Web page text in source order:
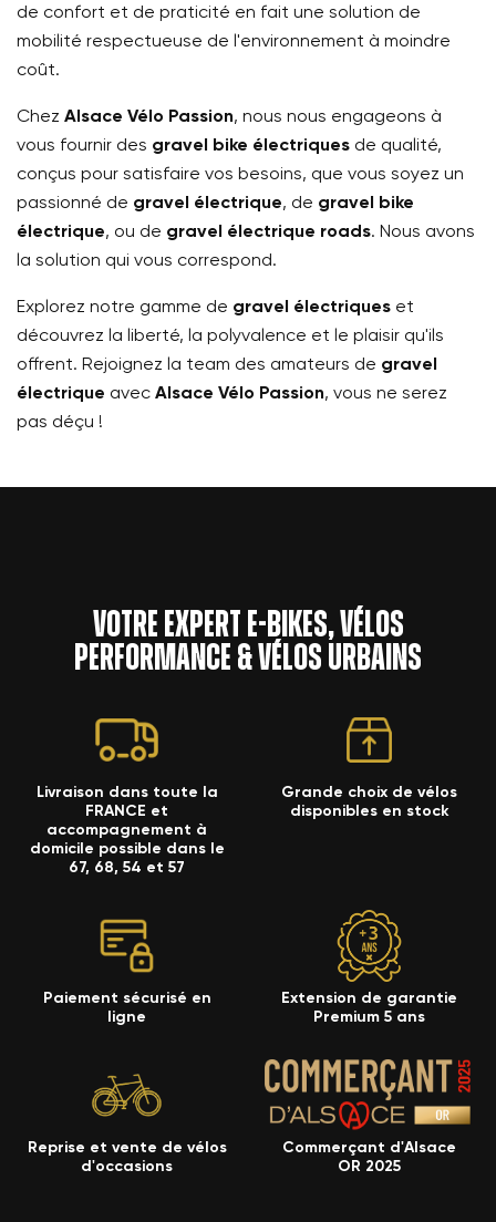
de confort et de praticité en fait une solution de
mobilité respectueuse de l'environnement à moindre
coût.
Chez Alsace Vélo Passion, nous nous engageons à
vous fournir des gravel bike électriques de qualité,
conçus pour satisfaire vos besoins, que vous soyez un
passionné de gravel électrique, de gravel bike
électrique, ou de gravel électrique roads. Nous avons
la solution qui vous correspond.
Explorez notre gamme de gravel électriques et
découvrez la liberté, la polyvalence et le plaisir qu'ils
offrent. Rejoignez la team des amateurs de gravel
électrique avec Alsace Vélo Passion, vous ne serez
pas déçu !
Votre expert e-bikes, vélos
performance & vélos urbains
Livraison dans toute la
FRANCE et
accompagnement à
domicile possible dans le
67, 68, 54 et 57
Grande choix de vélos
disponibles en stock
Paiement sécurisé en
ligne
Extension de garantie
Premium 5 ans
Reprise et vente de vélos
d'occasions
Commerçant d'Alsace
OR 2025